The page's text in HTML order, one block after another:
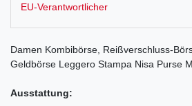
EU-Verantwortlicher
Damen Kombibörse, Reißverschluss-
Geldbörse Leggero Stampa Nisa Purse
Ausstattung: